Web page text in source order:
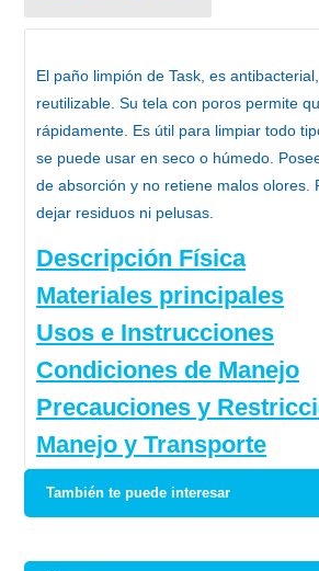
El paño limpión de Task , es
reutilizable. Su tela con poros permite
rápidamente. Es útil para limpiar todo
se puede usar en seco o húmedo.
de absorción y no retiene malos olores.
dejar residuos ni pelusas.
Descripción Física
Materiales principales
Usos e Instrucciones
Condiciones de Manejo
Precauciones y
Manejo y Transporte
También te puede interesar